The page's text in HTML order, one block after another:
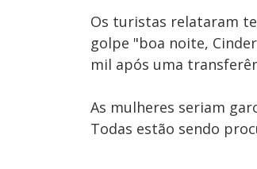
Os turistas relataram
golpe "boa noite,
mil após uma
As mulheres seriam
Todas estão sendo